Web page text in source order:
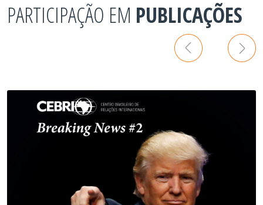
PARTICIPAÇÃO EM PUBLICAÇÕES